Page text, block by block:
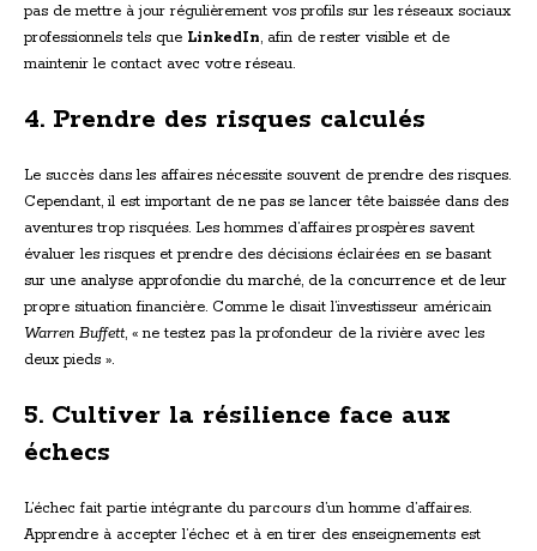
pas de mettre à jour régulièrement vos profils sur les réseaux sociaux
professionnels tels que LinkedIn, afin de rester visible et de
maintenir le contact avec votre réseau.
4. Prendre des risques calculés
Le succès dans les affaires nécessite souvent de prendre des risques.
Cependant, il est important de ne pas se lancer tête baissée dans des
aventures trop risquées. Les hommes d’affaires prospères savent
évaluer les risques et prendre des décisions éclairées en se basant
sur une analyse approfondie du marché, de la concurrence et de leur
propre situation financière. Comme le disait l’investisseur américain
Warren Buffett, « ne testez pas la profondeur de la rivière avec les
deux pieds ».
5. Cultiver la résilience face aux
échecs
L’échec fait partie intégrante du parcours d’un homme d’affaires.
Apprendre à accepter l’échec et à en tirer des enseignements est